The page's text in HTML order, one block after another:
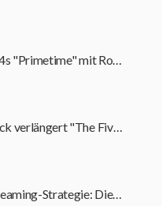
Alles für die Quote: Trailer zu A24s "Primetime" mit Robert Pattinson ist online
Rekordhit statt Miniserie: Peacock verlängert "The Five-Star Weekend" überraschend um Staffel 2
Netflix bricht mit der eigenen Streaming-Strategie: Dieser Film bleibt rekordverdächtig lange im Kino